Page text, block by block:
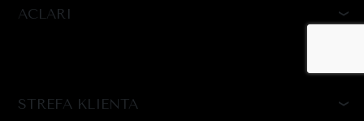
ACLARI
STREFA KLIENTA